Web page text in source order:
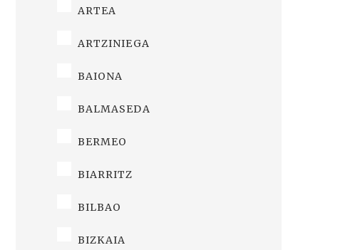
ARTEA
ARTZINIEGA
BAIONA
BALMASEDA
BERMEO
BIARRITZ
BILBAO
BIZKAIA